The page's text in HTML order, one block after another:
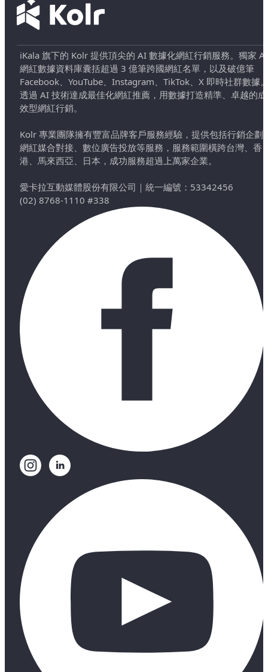
iKala 旗下的 Kolr 提供頂尖的 AI 數據化網紅行銷服務。獨家 AI
網紅數據資料庫囊括超過 3 億筆跨國網紅名單，以及破億筆
Facebook、YouTube、Instagram、TikTok、X 即時社群數據
透過 AI 技術達成最佳化網紅推薦，用數據打造精準、卓越的成
效型網紅行銷。
Kolr 專業團隊擁有豐富品牌客戶服務經驗，提供包括行銷企劃
網紅媒合對接、數位廣告投放等服務，服務範圍橫跨台灣、香
港、馬來西亞、日本，成功服務超過上萬家企業。
愛卡拉互動媒體股份有限公司 ｜ 統一編號：53342456
(02) 8768-1110 #338